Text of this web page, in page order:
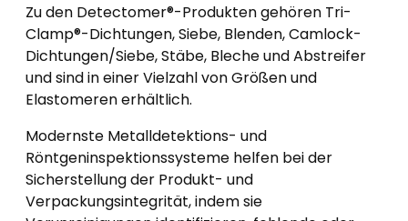
Zu den Detectomer®-Produkten gehören Tri-
Clamp®-Dichtungen, Siebe, Blenden, Camlock-
Dichtungen/Siebe, Stäbe, Bleche und Abstreifer
und sind in einer Vielzahl von Größen und
Elastomeren erhältlich.
Modernste Metalldetektions- und
Röntgeninspektionssysteme helfen bei der
Sicherstellung der Produkt- und
Verpackungsintegrität, indem sie